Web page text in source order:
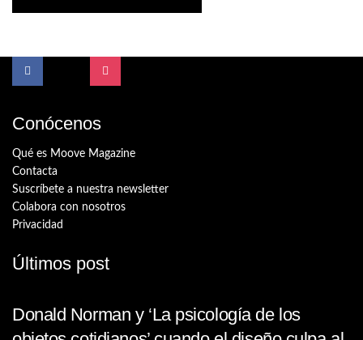
Conócenos
Qué es Moove Magazine
Contacta
Suscríbete a nuestra newsletter
Colabora con nosotros
Privacidad
Últimos post
Donald Norman y ‘La psicología de los